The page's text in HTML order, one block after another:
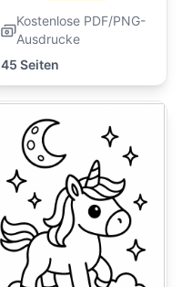
Kostenlose PDF/PNG-
Ausdrucke
45 Seiten